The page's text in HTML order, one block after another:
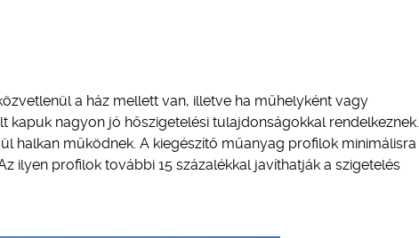
a ház mellett van, illetve ha műhelyként vagy
kapuk nagyon jó hőszigetelési tulajdonságokkal rendelkeznek.
halkan működnek. A kiegészítő műanyag profilok minimálisra
ilyen profilok további 15 százalékkal javíthatják a szigetelés